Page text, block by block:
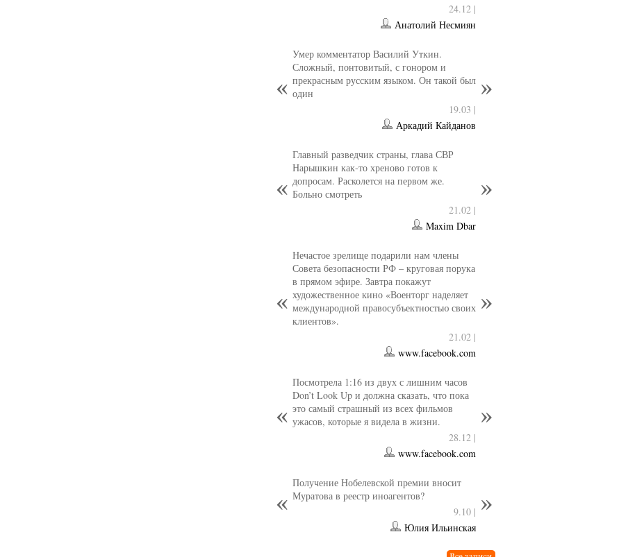
24.12 |
Анатолий Несмиян
Умер комментатор Василий Уткин.
Сложный, понтовитый, с гонором и
прекрасным русским языком. Он такой был
один
19.03 |
Аркадий Кайданов
Главный разведчик страны, глава СВР
Нарышкин как-то хреново готов к
допросам. Расколется на первом же.
Больно смотреть
21.02 |
Maxim Dbar
Нечастое зрелище подарили нам члены
Совета безопасности РФ – круговая порука
в прямом эфире. Завтра покажут
художественное кино «Военторг наделяет
международной правосубъектностью своих
клиентов».
21.02 |
www.facebook.com
Посмотрела 1:16 из двух с лишним часов
Don’t Look Up и должна сказать, что пока
это самый страшный из всех фильмов
ужасов, которые я видела в жизни.
28.12 |
www.facebook.com
Получение Нобелевской премии вносит
Муратова в реестр иноагентов?
9.10 |
Юлия Ильинская